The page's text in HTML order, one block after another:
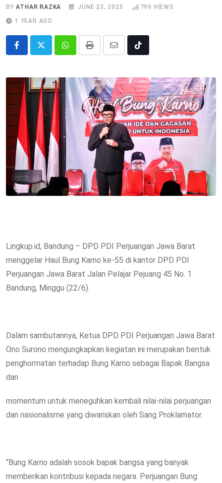
BYATHAR RAZKA JUNE 23, 2025 799 VIEWS
1 YEAR AGO
Whatsapp
Print
Share
Email
Tiktok
Lingkup.id, Bandung – DPD PDI Perjuangan Jawa Barat
menggelar Haul Bung Karno ke-55 di kantor DPD PDI
Perjuangan Jawa Barat Jalan Pelajar Pejuang 45 No. 1
Bandung, Minggu (22/6).
Dalam sambutannya, Ketua DPD PDI Perjuangan Jawa Barat
Ono Surono mengungkapkan kegiatan ini merupakan bentuk
penghormatan terhadap Bung Karno sebagai Bapak Bangsa
dan
momentum untuk meneguhkan kembali nilai-nilai perjuangan
dan nasionalisme yang diwariskan oleh Sang Proklamator.
“Bung Karno adalah sosok bapak bangsa yang banyak
memberikan kontribusi kepada negara. Perjuangan Bung